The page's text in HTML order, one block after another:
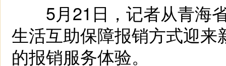
5月21日，记者从青海省
生活互助保障报销方式迎
的报销服务体验。